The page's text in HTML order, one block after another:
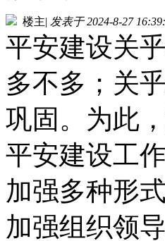
楼主| 发表于 2024-8-27
平安建设关
多不多；关
巩固。为此
平安建设工
加强多种形
加强组织领